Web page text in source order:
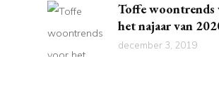
Toffe woontrends
het najaar van
december 3, 2019